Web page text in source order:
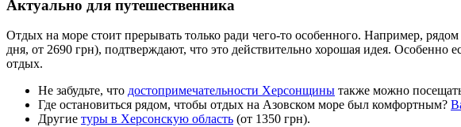
Актуально для путешественника
Отдых на море стоит прерывать только ради чего-то особенного. Например,
дня, от 2690 грн), подтверждают, что это действительно хорошая идея. Особенно
отдых.
Не забудьте, что достопримечательности Херсонщины также можно
Где остановиться рядом, чтобы отдых на Азовском море был комфортным?
Другие туры в Херсонскую область (от 1350 грн).